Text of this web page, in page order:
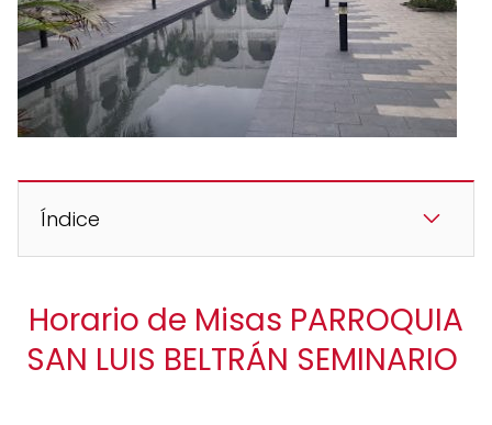
Índice
Horario de Misas PARROQUIA
SAN LUIS BELTRÁN SEMINARIO